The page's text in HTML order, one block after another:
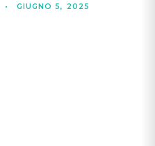
• GIUGNO 5, 2025